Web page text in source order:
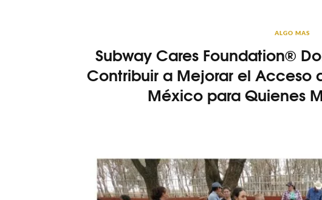
ALGO MAS
Subway Cares Foundation®
Contribuir a Mejorar el Acceso
México para Quienes